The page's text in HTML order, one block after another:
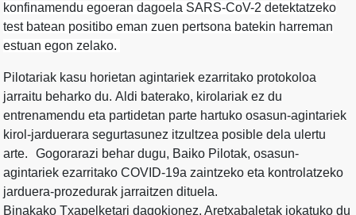
konfinamendu egoeran dagoela SARS-CoV-2 detektatzeko
test batean positibo eman zuen pertsona batekin harreman
estuan egon zelako.
Pilotariak kasu horietan agintariek ezarritako protokoloa
jarraitu beharko du. Aldi baterako, kirolariak ez du
entrenamendu eta partidetan parte hartuko osasun-agintariek
kirol-jarduerara segurtasunez itzultzea posible dela ulertu
arte. Gogorarazi behar dugu, Baiko Pilotak, osasun-
agintariek ezarritako COVID-19a zaintzeko eta kontrolatzeko
jarduera-prozedurak jarraitzen dituela.
Binakako Txapelketari dagokionez, Aretxabaletak jokatuko du